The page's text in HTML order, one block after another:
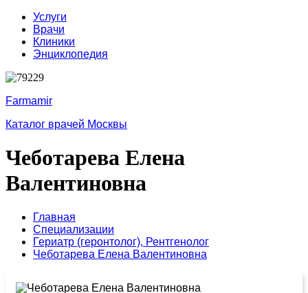
Услуги
Врачи
Клиники
Энциклопедия
Farmamir
Каталог врачей Москвы
Чеботарева Елена
Валентиновна
Главная
Специализации
Гериатр (геронтолог), Рентгенолог
Чеботарева Елена Валентиновна